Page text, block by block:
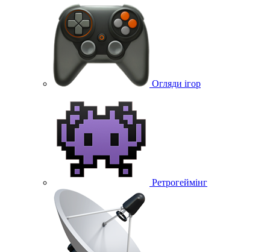
Огляди ігор
Ретрогеймінг